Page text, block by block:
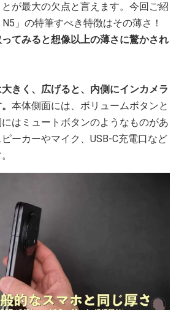
が最大の欠点と言えます。今回ご紹
」の特筆すべき特徴はその薄さ！
てみると想像以上の薄さに驚かされ
きく、広げると、内側にインカメラ
本体側面には、ボリュームボタンと
はミュートボタンのようなものがあ
ーカーやマイク、USB-C充電口など